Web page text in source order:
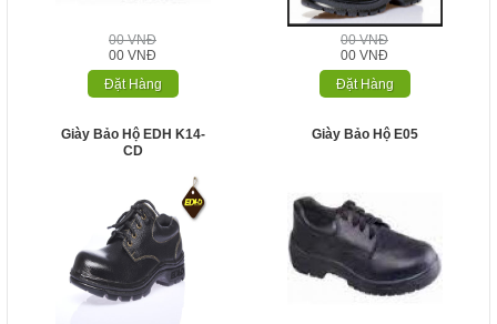
00 VNĐ
00 VNĐ
Đặt Hàng
00 VNĐ
00 VNĐ
Đặt Hàng
Giày Bảo Hộ EDH K14-
CD
Giày Bảo Hộ E05